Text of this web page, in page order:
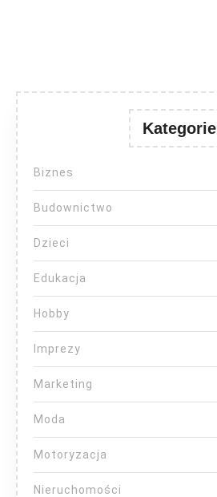
Kategorie
Biznes
Budownictwo
Dzieci
Edukacja
Hobby
Imprezy
Marketing
Moda
Motoryzacja
Nieruchomości